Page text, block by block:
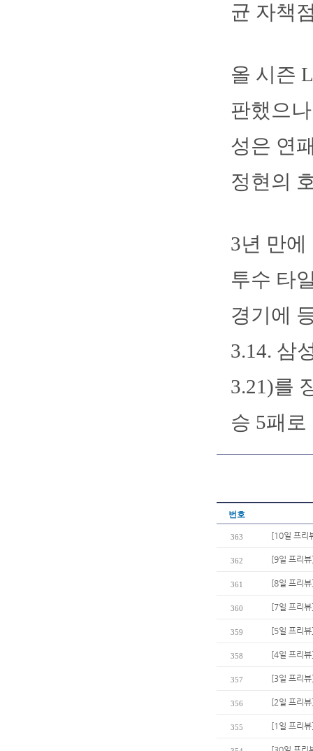
균 자책
올 시즌
판했으
성은 연
정현의
3년 만
투수 타
경기에
3.14. 삼
3.21)를
승 5패
번호
363 [10일 프리
362 [9일 프리
361 [8일 프리
360 [7일 프리
359 [5일 프리
358 [4일 프리
357 [3일 프리
356 [2일 프리
355 [1일 프리